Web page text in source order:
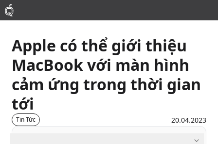
Mac
MacBook Pro
MacBook Air
Phụ Kiện
Apple có thể giới thiệu
MacBook với màn hình
cảm ứng trong thời gian
tới
Tin Tức 20.04.2023